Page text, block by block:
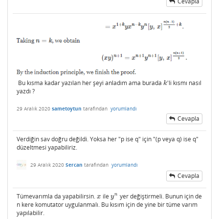
Bu kısma kadar yazılan her şeyi anladım ama burada k
k'li kısmı nasıl
yazdı ?
29 Aralık 2020 sametoytun tarafından yorumlandı
Cevapla
Verdiğin sav doğru değildi. Yoksa her "p ise q" için "(p veya q) ise q"
düzeltmesi yapabiliriz.
29 Aralık 2020 Sercan tarafından yorumlandı
Cevapla
Tümevarımla da yapabilirsin. x
x ile yn
yn yer değiştirmeli. Bunun için de
n kere komutator uygulanmalı. Bu kısım için de yine bir tüme varım
yapılabilir.